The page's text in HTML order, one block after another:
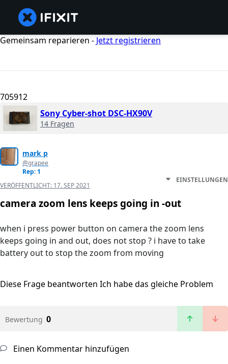
Gemeinsam reparieren - Jetzt registrieren
705912
Sony Cyber-shot DSC-HX90V
14 Fragen
mark p
@grapee
Rep: 1
VERÖFFENTLICHT: 17. SEP 2021
EINSTELLUNGEN
camera zoom lens keeps going in -out
when i press power button on camera the zoom lens
keeps going in and out, does not stop ? i have to take
battery out to stop the zoom from moving
Diese Frage beantworten Ich habe das gleiche Problem
Bewertung 0
Einen Kommentar hinzufügen